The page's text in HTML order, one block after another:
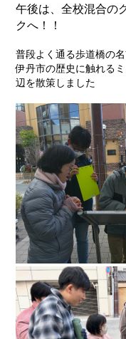
午後は、全校混合の
クへ！！
普段よく通る歩道橋の
伊丹市の歴史に触れる
辺を散策しました